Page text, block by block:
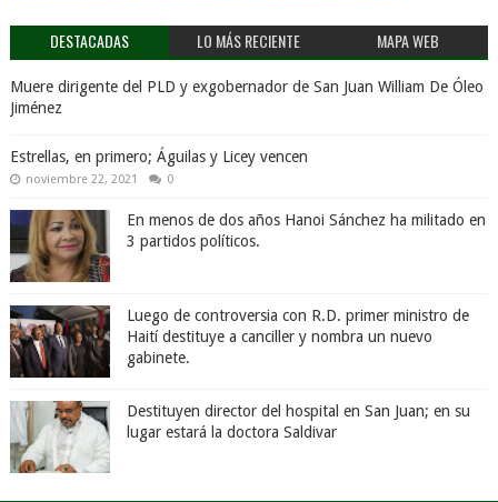
DESTACADAS LO MÁS RECIENTE MAPA WEB
Muere dirigente del PLD y exgobernador de San Juan William De Óleo
Jiménez
Estrellas, en primero; Águilas y Licey vencen
noviembre 22, 2021 0
En menos de dos años Hanoi Sánchez ha militado en
3 partidos políticos.
Luego de controversia con R.D. primer ministro de
Haití destituye a canciller y nombra un nuevo
gabinete.
Destituyen director del hospital en San Juan; en su
lugar estará la doctora Saldivar